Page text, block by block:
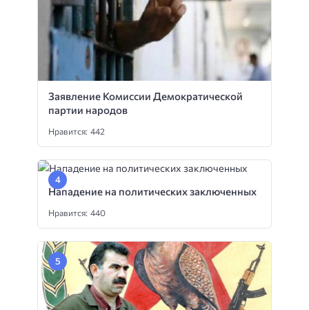
Заявление Комиссии Демократической
партии народов
Нравится: 442
Нападение на политических заключенных
Нравится: 440